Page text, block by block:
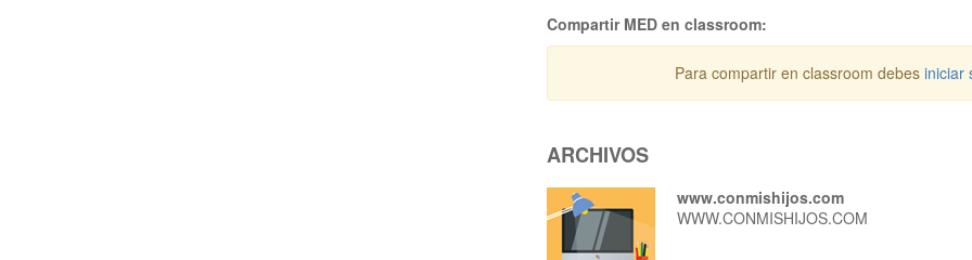
Compartir MED en classroom:
Para compartir en classroom debesiniciar
ARCHIVOS
www.conmishijos.com
WWW.CONMISHIJOS.COM